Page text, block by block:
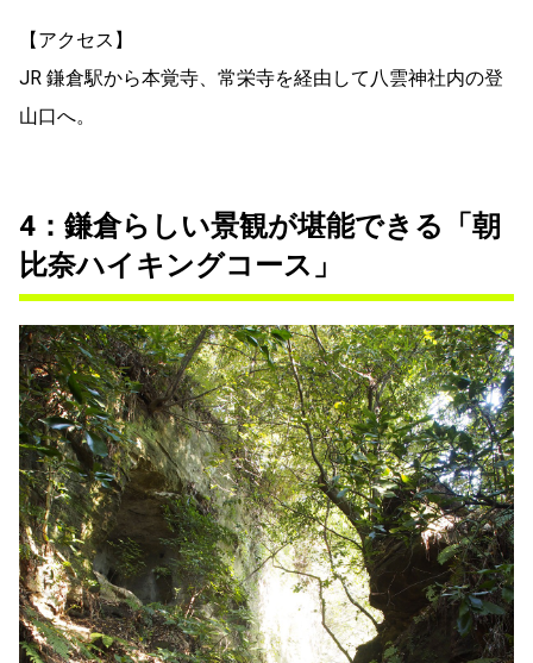
【アクセス】
JR 鎌倉駅から本覚寺、常栄寺を経由して八雲神社内の登
山口へ。
4：鎌倉らしい景観が堪能できる「朝
比奈ハイキングコース」